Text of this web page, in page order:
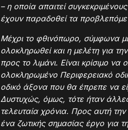
– η οποία απαιτεί
έχουν παραδοθεί τα
Μέχρι το φθινόπωρο, σύμφωνα
ολοκληρωθεί και η μελέτη για
προς το λιμάνι. Είναι κρίσιμο
ολοκληρωμένο Περιφερειακό
οδικό άξονα που θα έπρεπε να
Δυστυχώς, όμως, τότε ήταν
τελευταία χρόνια. Προς αυτή
ένα ζωτικής σημασίας έργο για